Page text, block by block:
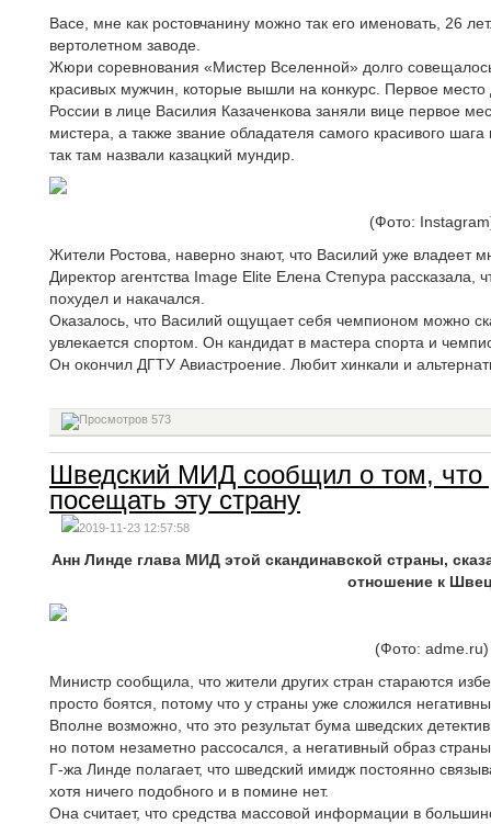
Васе, мне как ростовчанину можно так его именовать, 26
вертолетном заводе.
Жюри соревнования «Мистер Вселенной» долго
красивых мужчин, которые вышли на конкурс. Первое
России в лице Василия Казаченкова заняли вице первое
мистера, а также звание обладателя самого красивого
так там назвали казацкий мундир.
(Фото:
Жители Ростова, наверно знают, что Василий уже владеет
Директор агентства Image Elite Елeна Стeпура рассказала,
похудел и накачался.
Оказалось, что Вaсилий ощущает себя чемпионом можно
увлекается спортом. Он кандидат в мастера спорта и
Он окончил ДГТУ Авиастроение. Любит хинкали и
573
Шведский МИД сообщил о том, что
посещать эту страну
2019-11-23 12:57:58
Анн Линде глава МИД этой скандинавской страны,
отношение к
(Фото: adme.ru)
Министр сообщила, что жители других стран стараются
просто боятся, потому что у страны уже сложился
Вполне возможно, что это результат бума шведских
но потом незаметно рассосался, а негативный образ
Г-жа Линде полагает, что шведский имидж постоянно
хотя ничего подобного и в помине нет.
Она считает, что средства массовой информации в